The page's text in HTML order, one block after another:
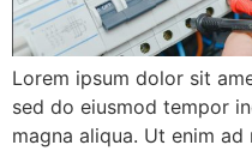
Lorem ipsum dolor sit
sed do eiusmod tempor
magna aliqua. Ut enim